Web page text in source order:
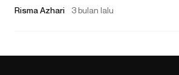
Risma Azhari 3 bulan lalu